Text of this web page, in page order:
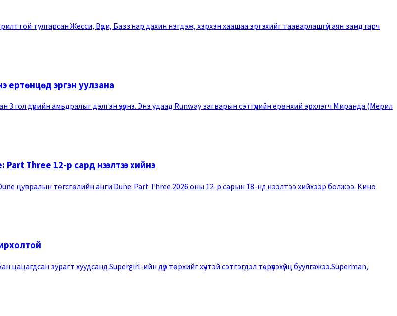
тулгарсан Жесси, Вүди, Базз нар дахин нэгдэж, хэрхэн хаашаа эргэхийг тааварлашгүй аян замд гарч
ертөнцөд эргэн уулзана
гол дүрийн амьдралыг дэлгэн үзүүлнэ. Энэ удаад Runway загварын сэтгүүлийн ерөнхий эрхлэгч Миранда (Мерил
Three 12-р сард нээлтээ хийнэ
цувралын төгсгөлийн анги Dune: Part Three 2026 оны 12-р сарын 18-нд нээлтээ хийхээр болжээ. Кино
зурагт хуудсанд Supergirl-ийн дүр төрхийг хүчтэй сэтгэгдэл төрүүлэхүйц буулгажээ.Superman,